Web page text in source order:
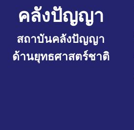
คลังปัญญา
สถาบันคลังปัญญา
ด้านยุทธศาสตร์ชาติ